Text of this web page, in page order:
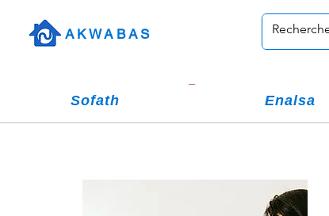
AKWABAS
Sofath Enalsa